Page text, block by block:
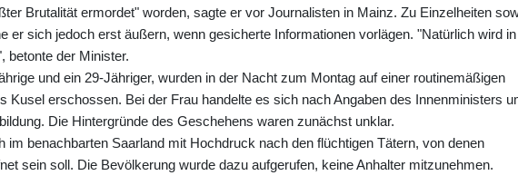
Brutalität ermordet" worden, sagte er vor Journalisten in Mainz. Zu Einzelheiten
er sich jedoch erst äußern, wenn gesicherte Informationen vorlägen. "Natürlich wird in
betonte der Minister.
und ein 29-Jähriger, wurden in der Nacht zum Montag auf einer routinemäßigen
Kusel erschossen. Bei der Frau handelte es sich nach Angaben des Innenministers
Die Hintergründe des Geschehens waren zunächst unklar.
im benachbarten Saarland mit Hochdruck nach den flüchtigen Tätern, von denen
sein soll. Die Bevölkerung wurde dazu aufgerufen, keine Anhalter mitzunehmen.